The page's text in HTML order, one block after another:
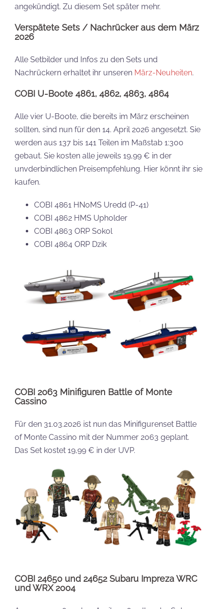
angekündigt. Zu diesem Set später mehr.
Verspätete Sets / Nachrücker aus dem März
2026
Alle Setbilder und Infos zu den Sets und
Nachrückern erhaltet ihr unseren März-Neuheiten.
COBI U-Boote 4861, 4862, 4863, 4864
Alle vier U-Boote, die bereits im März erscheinen
sollten, sind nun für den 14. April 2026 angesetzt. Sie
werden aus 137 bis 141 Teilen im Maßstab 1:300
gebaut. Sie kosten alle jeweils 19,99 € in der
unvderbindlichen Preisempfehlung. Hier könnt ihr sie
kaufen.
COBI 4861 HNoMS Uredd (P-41)
COBI 4862 HMS Upholder
COBI 4863 ORP Sokol
COBI 4864 ORP Dzik
COBI 2063 Minifiguren Battle of Monte
Cassino
Für den 31.03.2026 ist nun das Minifigurenset Battle
of Monte Cassino mit der Nummer 2063 geplant.
Das Set kostet 19,99 € in der UVP.
COBI 24650 und 24652 Subaru Impreza WRC
und WRX 2004